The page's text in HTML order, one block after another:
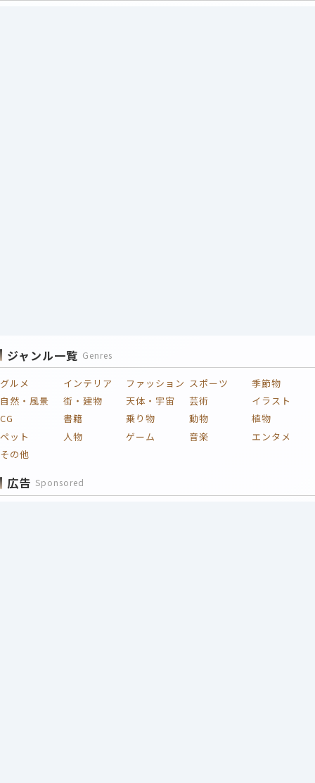
ジャンル一覧 Genres
グルメ インテリア ファッション スポーツ
季節物
自然・風景
街・建物 天体・宇宙 芸術
イラスト
CG
書籍 乗り物 動物
植物
ペット
人物 ゲーム 音楽
エンタメ
その他
広告 Sponsored